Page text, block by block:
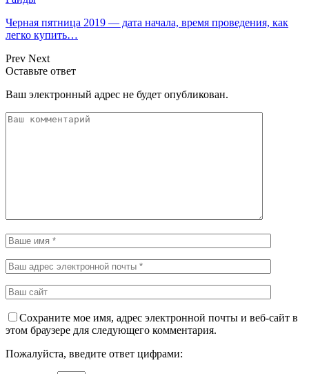
Черная пятница 2019 — дата начала, время проведения, как
легко купить…
Prev Next
Оставьте ответ
Ваш электронный адрес не будет опубликован.
Сохраните мое имя, адрес электронной почты и веб-сайт в
этом браузере для следующего комментария.
Пожалуйста, введите ответ цифрами: